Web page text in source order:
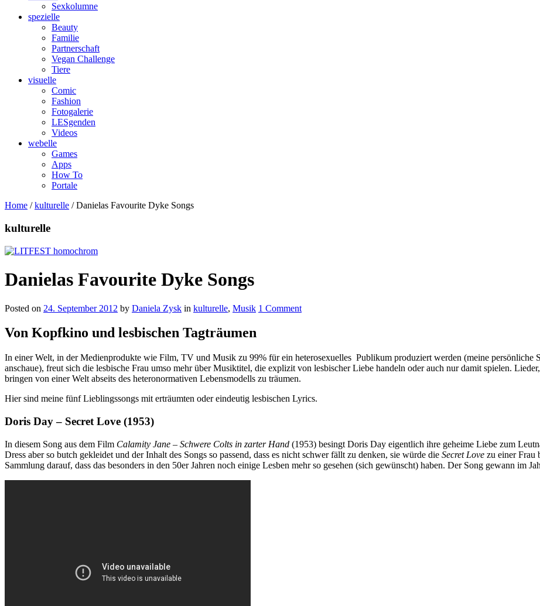
Sexkolumne
spezielle
Beauty
Familie
Partnerschaft
Vegan Challenge
Tiere
visuelle
Comic
Fashion
Fotogalerie
LESgenden
Videos
webelle
Games
Apps
How To
Portale
Home /kulturelle /Danielas Favourite Dyke Songs
kulturelle
Danielas Favourite Dyke Songs
Posted on 24. September 2012 by Daniela Zysk in kulturelle, Musik 1 Comment
Von Kopfkino und lesbischen Tagträumen
In einer Welt, in der Medienprodukte wie Film, TV und Musik zu 99% für ein heterosexuelles Publikum produziert werden (meine persönliche
anschaue), freut sich die lesbische Frau umso mehr über Musiktitel, die explizit von lesbischer Liebe handeln oder auch nur damit spielen.
bringen von einer Welt abseits des heteronormativen Lebensmodells zu träumen.
Hier sind meine fünf Lieblingssongs mit erträumten oder eindeutig lesbischen Lyrics.
Doris Day – Secret Love (1953)
In diesem Song aus dem Film Calamity Jane – Schwere Colts in zarter Hand (1953) besingt Doris Day eigentlich ihre geheime Liebe zum
Dress aber so butch gekleidet und der Inhalt des Songs so passend, dass es nicht schwer fällt zu denken, sie würde die Secret Love zu einer Frau
Sammlung darauf, dass das besonders in den 50er Jahren noch einige Lesben mehr so gesehen (sich gewünscht) haben. Der Song gewann im